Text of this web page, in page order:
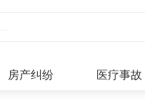
房产纠纷 医疗事故